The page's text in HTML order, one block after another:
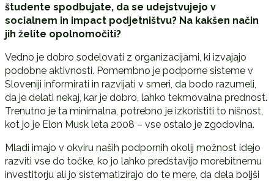
študente spodbujate, da se udejstvujejo v
socialnem in impact podjetništvu? Na kakšen način
jih želite opolnomočiti?
Vedno je dobro sodelovati z organizacijami, ki izvajajo
podobne aktivnosti. Pomembno je podporne sisteme v
Sloveniji informirati in razvijati v smeri, da bodo razumeli,
da je delati nekaj, kar je dobro, lahko tekmovalna prednost.
Trenutno je ta minimalna, potrebno je izkoristiti to nišnost,
kot jo je Elon Musk leta 2008 – vse ostalo je zgodovina.
Mladi imajo v okviru naših podpornih okolij možnost idejo
razviti vse do točke, ko jo lahko predstavijo morebitnemu
investitorju ali jo sistematizirajo do te mere, da dela boljši